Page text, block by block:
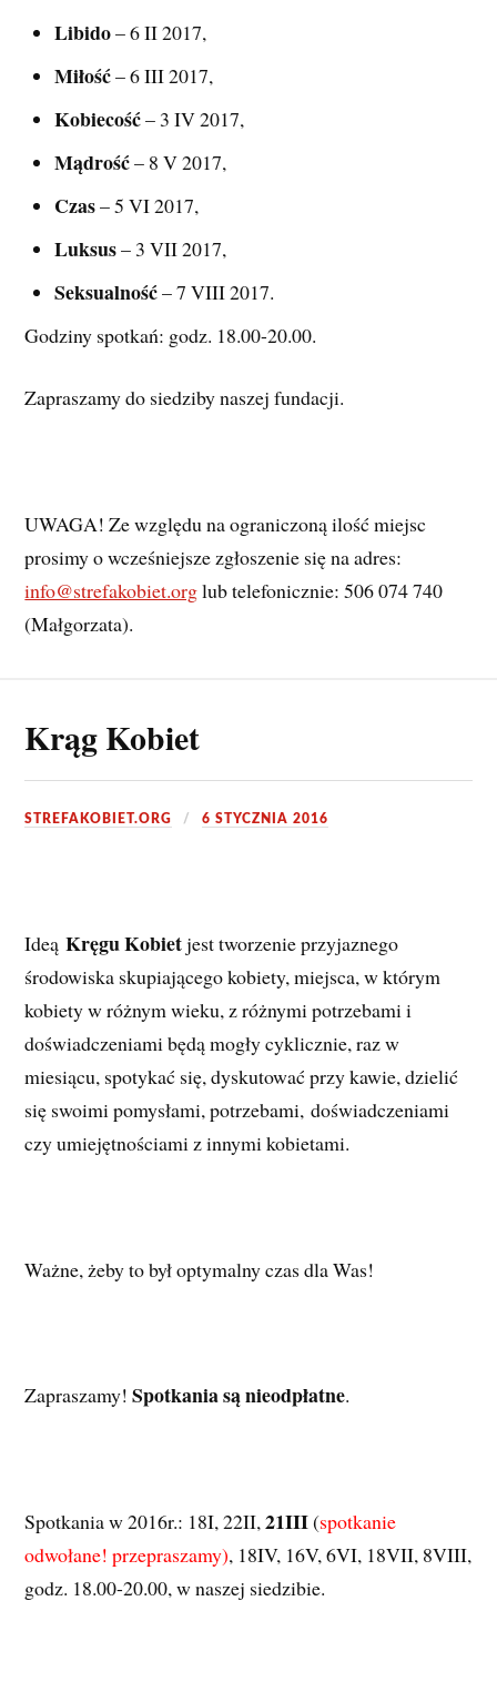
Libido– 6 II 2017,
Miłość– 6 III 2017,
Kobiecość– 3 IV 2017,
Mądrość– 8 V 2017,
Czas– 5 VI 2017,
Luksus– 3 VII 2017,
Seksualność– 7 VIII 2017.
Godziny spotkań: godz. 18.00-20.00.
Zapraszamy do siedziby naszej fundacji.
UWAGA! Ze względu na ograniczoną ilość miejsc
prosimy o wcześniejsze zgłoszenie się na adres:
info@strefakobiet.orglub telefonicznie: 506 074 740
(Małgorzata).
Krąg Kobiet
STREFAKOBIET.ORG 6 STYCZNIA 2016
Ideą Kręgu Kobietjest tworzenie przyjaznego
środowiska skupiającego kobiety, miejsca, w którym
kobiety w różnym wieku, z różnymi potrzebami i
doświadczeniami będą mogły cyklicznie, raz w
miesiącu, spotykać się, dyskutować przy kawie, dzielić
się swoimi pomysłami, potrzebami, doświadczeniami
czy umiejętnościami z innymi kobietami.
Ważne, żeby to był optymalny czas dla Was!
Zapraszamy!Spotkania są nieodpłatne.
Spotkania w 2016r.: 18I, 22II,21III(spotkanie
odwołane! przepraszamy), 18IV, 16V, 6VI, 18VII, 8VIII,
godz. 18.00-20.00, w naszej siedzibie.